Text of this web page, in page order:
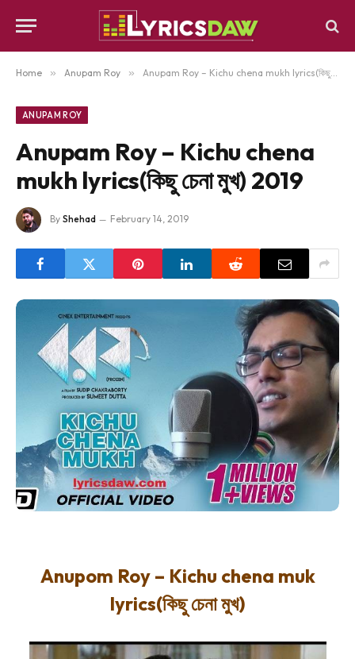
Home » Anupam Roy » Anupam Roy – Kichu chena mukh lyrics(কিছু চেনা মুখ) 2019
ANUPAM ROY
Anupam Roy – Kichu chena
mukh lyrics(কিছু চেনা মুখ) 2019
By Shehad February 14, 2019
Anupom Roy – Kichu chena muk
lyrics(কিছু চেনা মুখ)